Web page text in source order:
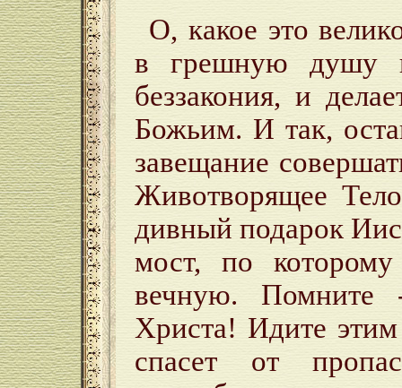
О, какое это
в грешную душу
беззакония, и
Божьим. И так,
завещание
Животворящее
дивный подарок
мост, по
вечную. Помните
Христа! Идите
спасет от